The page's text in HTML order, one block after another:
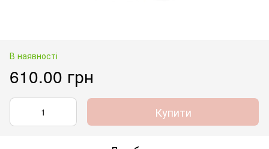
В наявності
610.00 грн
Купити